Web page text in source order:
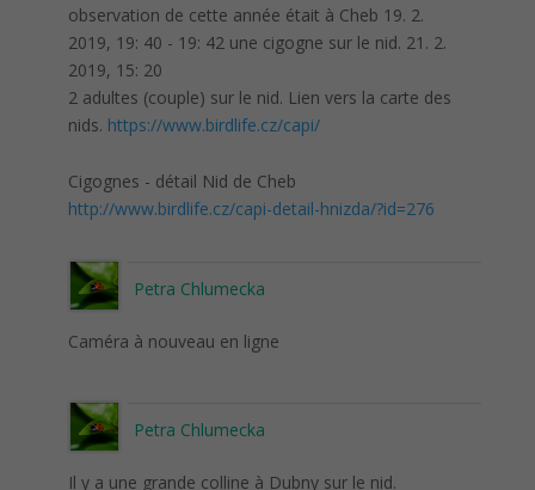
observation de cette année était à Cheb 19. 2.
2019, 19: 40 - 19: 42 une cigogne sur le nid. 21. 2.
2019, 15: 20
2 adultes (couple) sur le nid. Lien vers la carte des
nids. https://www.birdlife.cz/capi/
Cigognes - détail Nid de Cheb
http://www.birdlife.cz/capi-detail-hnizda/?id=276
Petra Chlumecka
Caméra à nouveau en ligne
Petra Chlumecka
Il y a une grande colline à Dubny sur le nid.